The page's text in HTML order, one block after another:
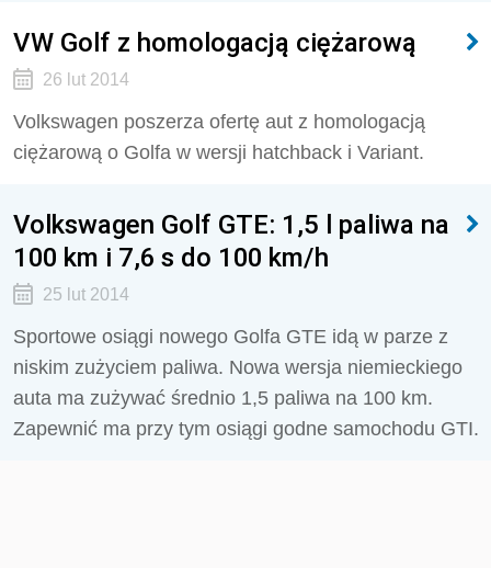
VW Golf z homologacją ciężarową
26 lut 2014
Volkswagen poszerza ofertę aut z homologacją
ciężarową o Golfa w wersji hatchback i Variant.
Volkswagen Golf GTE: 1,5 l paliwa na
100 km i 7,6 s do 100 km/h
25 lut 2014
Sportowe osiągi nowego Golfa GTE idą w parze z
niskim zużyciem paliwa. Nowa wersja niemieckiego
auta ma zużywać średnio 1,5 paliwa na 100 km.
Zapewnić ma przy tym osiągi godne samochodu GTI.